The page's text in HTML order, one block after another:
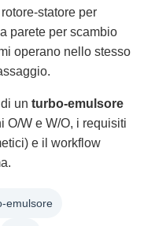
statore per
parete per scambio
operano nello stesso
un turbo-emulsore
O/W e W/O, i requisiti
e il workflow
emulsore